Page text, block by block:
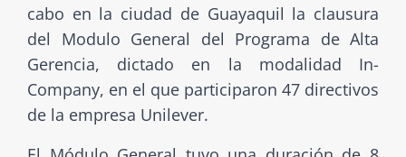
cabo en la ciudad de Guayaquil la clausura
del Modulo General del Programa de Alta
Gerencia, dictado en la modalidad In-
Company, en el que participaron 47 directivos
de la empresa Unilever.